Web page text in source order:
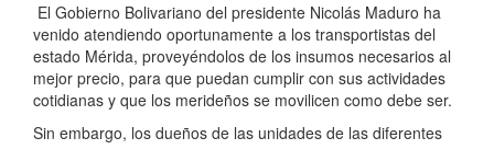
El Gobierno Bolivariano del presidente Nicolás Maduro ha
venido atendiendo oportunamente a los transportistas del
estado Mérida, proveyéndolos de los insumos necesarios al
mejor precio, para que puedan cumplir con sus actividades
cotidianas y que los merideños se movilicen como debe ser.
Sin embargo, los dueños de las unidades de las diferentes